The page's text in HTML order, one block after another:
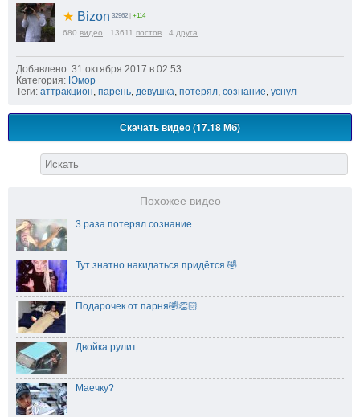
★ Bizon 32962 | +114
680 видео 13611 постов 4 друга
Добавлено: 31 октября 2017 в 02:53
Категория: Юмор
Теги: аттракцион парень девушка потерял сознание уснул
Скачать видео (17.18 Мб)
Похожее видео
3 раза потерял сознание
Тут знатно накидаться придётся 🤣
Подарочек от парня🤣👏🏻
Двойка рулит
Маечку?